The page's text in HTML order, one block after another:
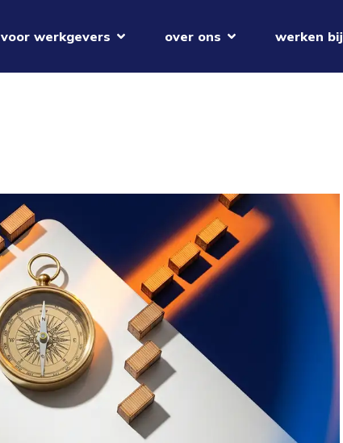
voor werkgevers over ons werken bij